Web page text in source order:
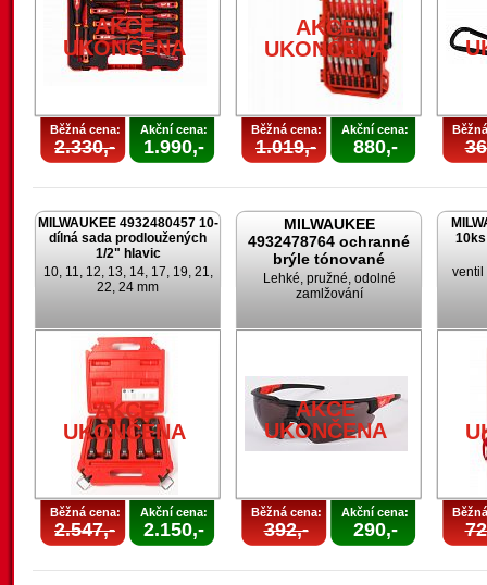
AKCE
UKONČENA
Běžná cena:
2.330,-
Akční cena:
1.990,-
AKCE
UKONČENA
Běžná cena:
1.019,-
Akční cena:
880,-
MILWAUKEE 4932480457 10-
dílná sada prodloužených
1/2" hlavic
10, 11, 12, 13, 14, 17, 19, 21,
22, 24 mm
AKCE
UKONČENA
Běžná cena:
2.547,-
Akční cena:
2.150,-
MILWAUKEE
4932478764 ochranné
brýle tónované
Lehké, pružné, odolné
zamlžování
AKCE
UKONČENA
Běžná cena:
392,-
Akční cena:
290,-
ventil